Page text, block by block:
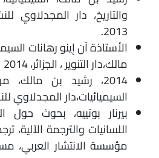
والتاريخ، دار المجدلاوي
2013.
الأستاذة آن إينو رهانات
مالك،دار التنوير ، الجزائر، 2014
2014، رشيد بن مالك،
السيميائيات،دار المجدلاوي
بيرنار بوتييه، بحوث حول
اللسانيات والترجمة الآلية،
مؤسسة الانتشار العربي،